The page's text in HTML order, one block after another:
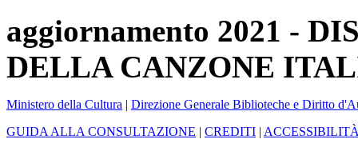
aggiornamento 2021 -
DELLA CANZONE
Ministero della Cultura | Direzione Generale Biblioteche e Diritto
GUIDA ALLA CONSULTAZIONE | CREDITI |